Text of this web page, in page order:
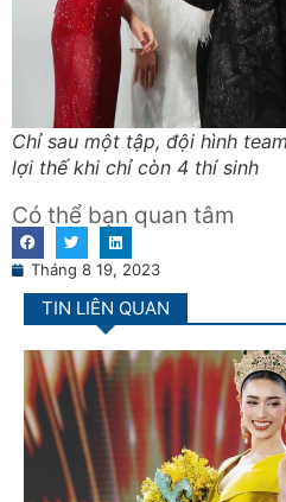
Chỉ sau một tập, đội hình
lợi thế khi chỉ còn 4 thí sinh
Có thể bạn quan tâm
Tháng 8 19, 2023
TIN LIÊN QUAN